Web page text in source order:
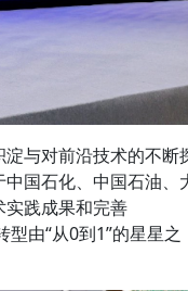
与对前沿技术的不断
国石化、中国石油、
践成果和完善
由“从0到1”的星星之